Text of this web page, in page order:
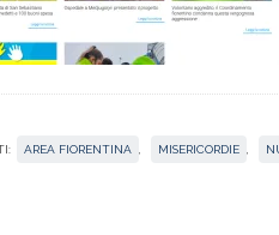
AREA FIORENTINA MISERICORDIE